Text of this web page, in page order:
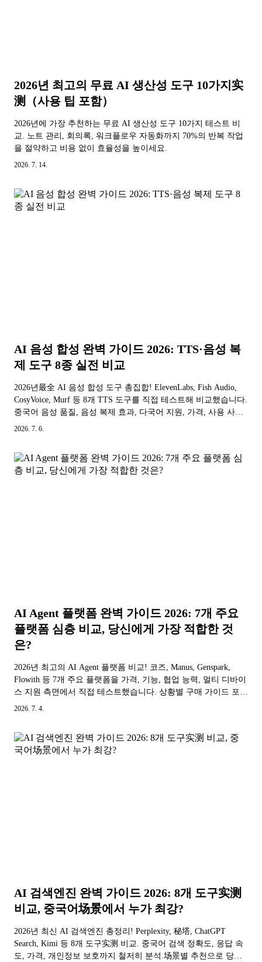
2026년 최고의 무료 AI 생산성 도구 10가지实
测（사용 팁 포함）
2026년에 가장 추천하는 무료 AI 생산성 도구 10가지 테스트 비
교. 노트 관리, 회의록, 워크플로우 자동화까지 70%의 반복 작업
을 절약하고 비용 없이 효율성을 높이세요.
2026. 7. 14.
AI 음성 합성 완벽 가이드 2026: TTS·음성 복
제 도구 8종 실전 비교
2026년最全 AI 음성 합성 도구 총집합! ElevenLabs, Fish Audio,
CosyVoice, Murf 등 8개 TTS 도구를 직접 테스트해 비교했습니다.
중국어 음성 품질, 음성 복제 효과, 다국어 지원, 가격, 사용 사례
를 분석하고 입문 튜토리얼까지 담아 최적의 AI 음성 도구를 찾
2026. 7. 6.
AI Agent 플랫폼 완벽 가이드 2026: 7개 주요
플랫폼 심층 비교, 당신에게 가장 적합한 것
은?
2026년 최고의 AI Agent 플랫폼 비교! 코즈, Manus, Genspark,
Flowith 등 7개 주요 플랫폼을 가격, 기능, 협업 능력, 멀티 디바이
스 지원 측면에서 직접 테스트했습니다. 상황별 구매 가이드 포
함.
2026. 7. 4.
AI 검색엔진 완벽 가이드 2026: 8개 도구实测
비교, 중국어场景에서 누가 최강?
2026년 최신 AI 검색엔진 총정리! Perplexity, 秘塔, ChatGPT
Search, Kimi 등 8개 도구实测 비교. 중국어 검색 정확도, 응답 속
도, 가격, 개인정보 보호까지 철저히 분석.场景별 추천으로 당신